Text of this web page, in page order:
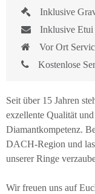
Inklusive
Inklusive Etui
Vor Ort
Kostenlose
Seit über 15 Jahren
exzellente Qualität
Diamantkompetenz.
DACH-Region und
unserer Ringe
Wir freuen uns auf